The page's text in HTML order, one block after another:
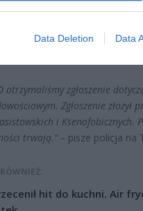
Data Deletion Data
otrzymaliśmy zgłoszenie
Zgłoszenie
i Ksenofobicznych.
trwają.” – pisze policja na
hit do kuchni. Air